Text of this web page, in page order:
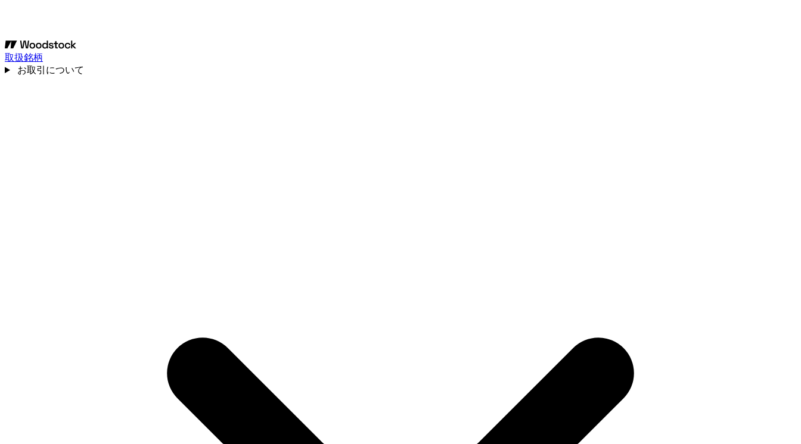
取扱銘柄
お取引について